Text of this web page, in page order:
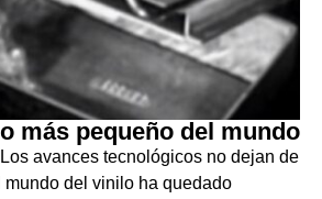
más pequeño del mundo
avances tecnológicos no dejan de
mundo del vinilo ha quedado